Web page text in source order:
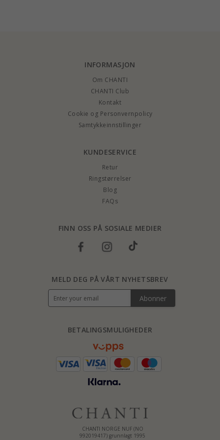
INFORMASJON
Om CHANTI
CHANTI Club
Kontakt
Cookie og Personvernpolicy
Samtykkeinnstillinger
KUNDESERVICE
Retur
Ringstørrelser
Blog
FAQs
FINN OSS PÅ SOSIALE MEDIER
CHANTI NORGE NUF (NO
992019417) grunnlagt 1995
BETALINGSMULIGHEDER
MELD DEG PÅ VÅRT NYHETSBREV
Abonner